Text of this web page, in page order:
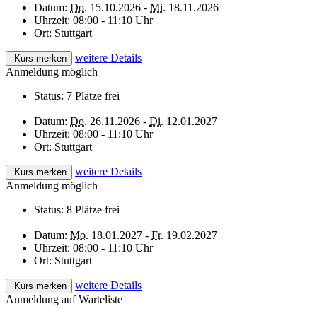
Datum: Do. 15.10.2026 - Mi. 18.11.2026
Uhrzeit: 08:00 - 11:10 Uhr
Ort: Stuttgart
Kurs merken
weitere Details
Anmeldung möglich
Status: 7 Plätze frei
Datum: Do. 26.11.2026 - Di. 12.01.2027
Uhrzeit: 08:00 - 11:10 Uhr
Ort: Stuttgart
Kurs merken
weitere Details
Anmeldung möglich
Status: 8 Plätze frei
Datum: Mo. 18.01.2027 - Fr. 19.02.2027
Uhrzeit: 08:00 - 11:10 Uhr
Ort: Stuttgart
Kurs merken
weitere Details
Anmeldung auf Warteliste